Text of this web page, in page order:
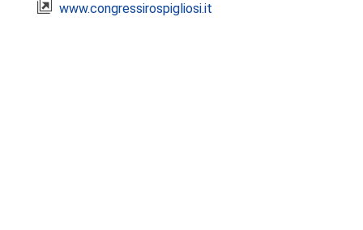
www.congressirospigliosi.it